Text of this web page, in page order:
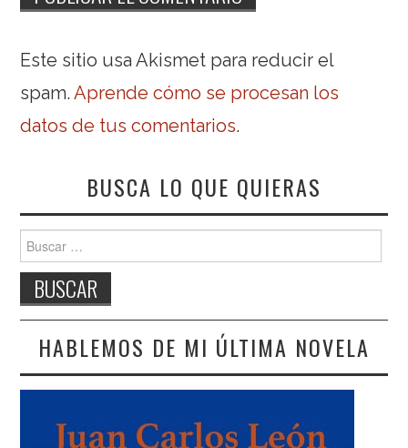
Este sitio usa Akismet para reducir el
spam.Aprende cómo se procesan los
datos de tus comentarios.
BUSCA LO QUE QUIERAS
Buscar:
HABLEMOS DE MI ÚLTIMA NOVELA